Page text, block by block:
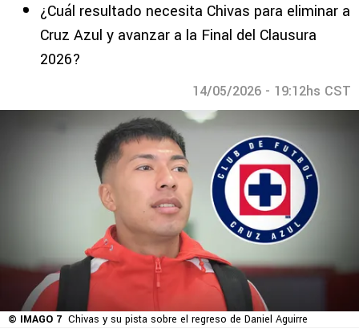
¿Cuál resultado necesita Chivas para eliminar a
Cruz Azul y avanzar a la Final del Clausura
2026?
14/05/2026 - 19:12hs CST
© IMAGO 7 Chivas y su pista sobre el regreso de Daniel Aguirre